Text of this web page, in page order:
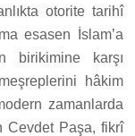
otorite tarihî
esasen İslam’a
birikimine karşı
hâkim
zamanlarda
Cevdet Paşa, fikrî